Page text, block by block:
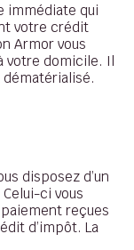
immédiate qui
votre crédit
Armor vous
votre domicile. Il
dématérialisé.
disposez d’un
ci vous
reçues
d’impôt. La